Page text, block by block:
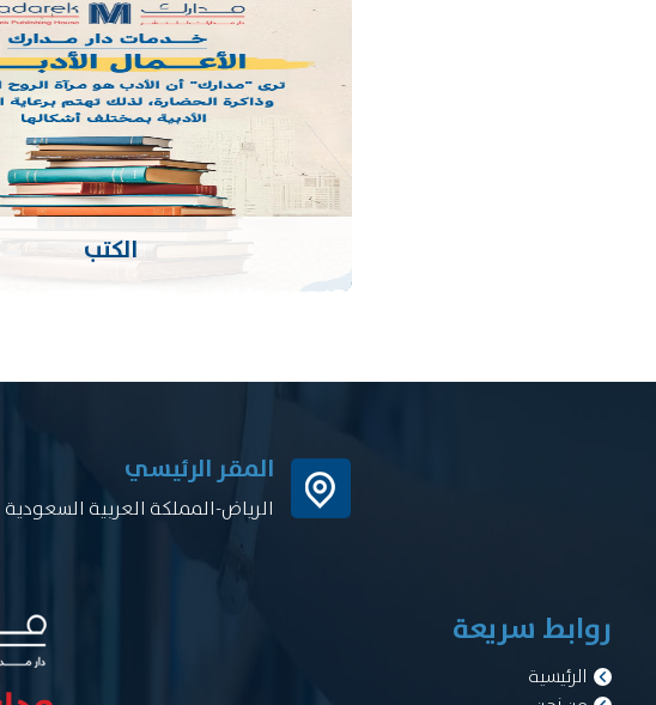
الكتب
المقر الرئيسي
الرياض-المملكة العربية السعودية
روابط سريعة
الرئيسية